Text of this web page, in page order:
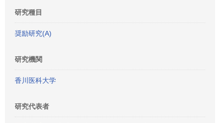
研究種目
奨励研究(A)
研究機関
香川医科大学
研究代表者